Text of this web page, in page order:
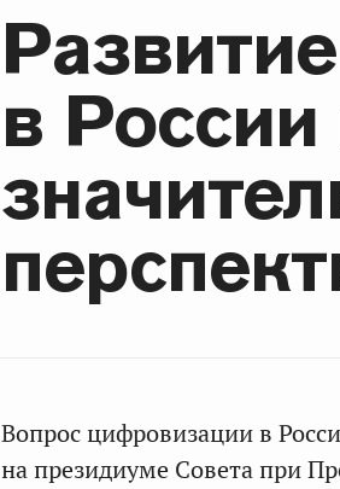
в
Вопрос цифровизации в
на президиуме Совета при